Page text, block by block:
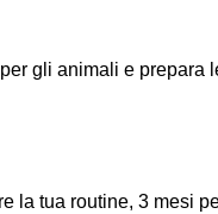
gli animali e prepara
la tua routine, 3 mesi